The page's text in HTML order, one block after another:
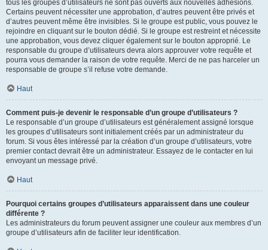
tous les groupes d’utilisateurs ne sont pas ouverts aux nouvelles adhésions.
Certains peuvent nécessiter une approbation, d’autres peuvent être privés et
d’autres peuvent même être invisibles. Si le groupe est public, vous pouvez le
rejoindre en cliquant sur le bouton dédié. Si le groupe est restreint et nécessite
une approbation, vous devez cliquer également sur le bouton approprié. Le
responsable du groupe d’utilisateurs devra alors approuver votre requête et
pourra vous demander la raison de votre requête. Merci de ne pas harceler un
responsable de groupe s’il refuse votre demande.
Haut
Comment puis-je devenir le responsable d’un groupe d’utilisateurs ?
Le responsable d’un groupe d’utilisateurs est généralement assigné lorsque
les groupes d’utilisateurs sont initialement créés par un administrateur du
forum. Si vous êtes intéressé par la création d’un groupe d’utilisateurs, votre
premier contact devrait être un administrateur. Essayez de le contacter en lui
envoyant un message privé.
Haut
Pourquoi certains groupes d’utilisateurs apparaissent dans une couleur
différente ?
Les administrateurs du forum peuvent assigner une couleur aux membres d’un
groupe d’utilisateurs afin de faciliter leur identification.